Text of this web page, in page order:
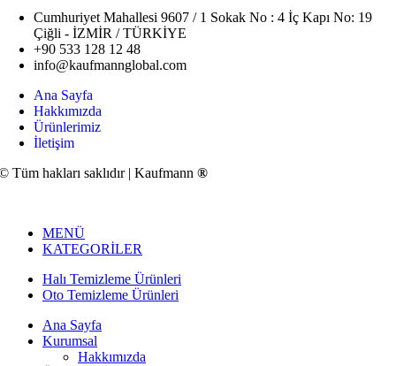
Cumhuriyet Mahallesi 9607 / 1 Sokak No : 4 İç Kapı No: 19
Çiğli - İZMİR / TÜRKİYE
+90 533 128 12 48
info@kaufmannglobal.com
Ana Sayfa
Hakkımızda
Ürünlerimiz
İletişim
Tüm hakları saklıdır | Kaufmann ®
MENÜ
KATEGORİLER
Halı Temizleme Ürünleri
Oto Temizleme Ürünleri
Ana Sayfa
Kurumsal
Hakkımızda